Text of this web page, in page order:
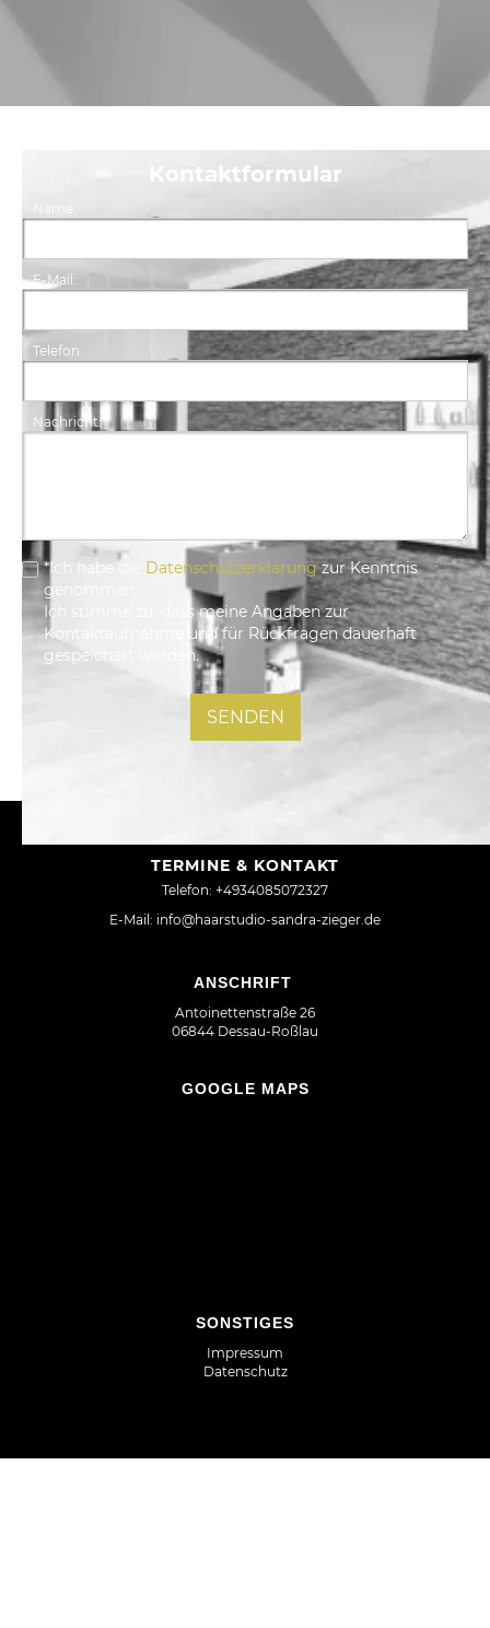
Kontaktformular
E-Mail:
Telefon:
Nachricht:
*Ich habe die Datenschutzerklärungzur Kenntnis
genommen.
Ich stimme zu, dass meine Angaben zur
Kontaktaufnahme und für Rückfragen dauerhaft
gespeichert werden.
TERMINE & KONTAKT
Telefon: +4934085072327
E-Mail: info@haarstudio-sandra-zieger.de
ANSCHRIFT
Antoinettenstraße 26
06844 Dessau-Roßlau
GOOGLE MAPS
SONSTIGES
Impressum
Datenschutz